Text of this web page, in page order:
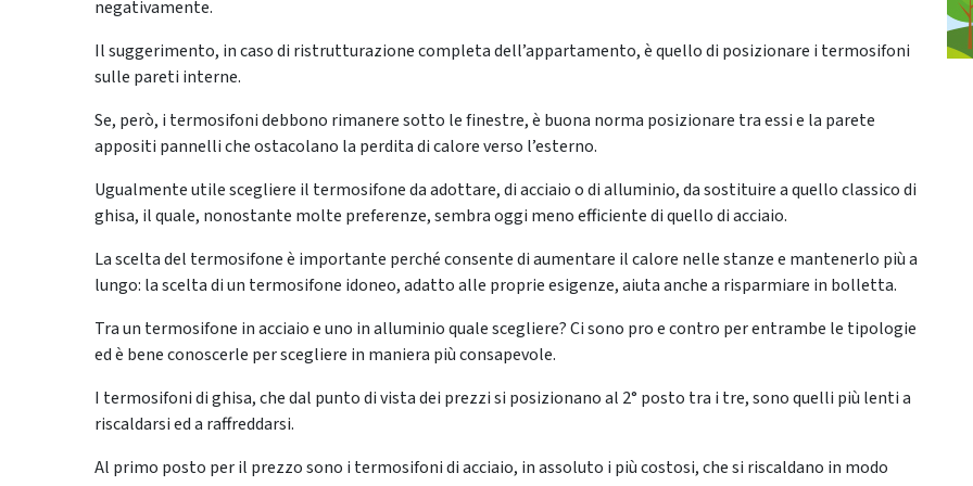
negativamente.
Il suggerimento, in caso di ristrutturazione completa dell’appartamento, è quello di posizionare i termosifoni
sulle pareti interne.
Se, però, i termosifoni debbono rimanere sotto le finestre, è buona norma posizionare tra essi e la parete
appositi pannelli che ostacolano la perdita di calore verso l’esterno.
Ugualmente utile scegliere il termosifone da adottare, di acciaio o di alluminio, da sostituire a quello classico di
ghisa, il quale, nonostante molte preferenze, sembra oggi meno efficiente di quello di acciaio.
La scelta del termosifone è importante perché consente di aumentare il calore nelle stanze e mantenerlo più a
lungo: la scelta di un termosifone idoneo, adatto alle proprie esigenze, aiuta anche a risparmiare in bolletta.
Tra un termosifone in acciaio e uno in alluminio quale scegliere? Ci sono pro e contro per entrambe le tipologie
ed è bene conoscerle per scegliere in maniera più consapevole.
I termosifoni di ghisa, che dal punto di vista dei prezzi si posizionano al 2° posto tra i tre, sono quelli più lenti a
riscaldarsi ed a raffreddarsi.
Al primo posto per il prezzo sono i termosifoni di acciaio, in assoluto i più costosi, che si riscaldano in modo